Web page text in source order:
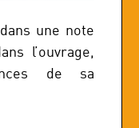
une note
l’ouvrage,
de sa